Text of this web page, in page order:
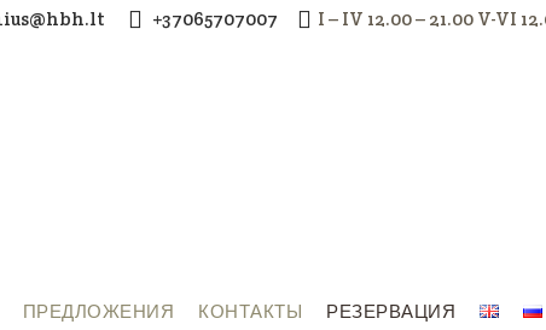
+37065707007 I – IV 12.00 – 21.00 V-VI
ПРЕДЛОЖЕНИЯ КОНТАКТЫ РЕЗЕРВАЦИЯ